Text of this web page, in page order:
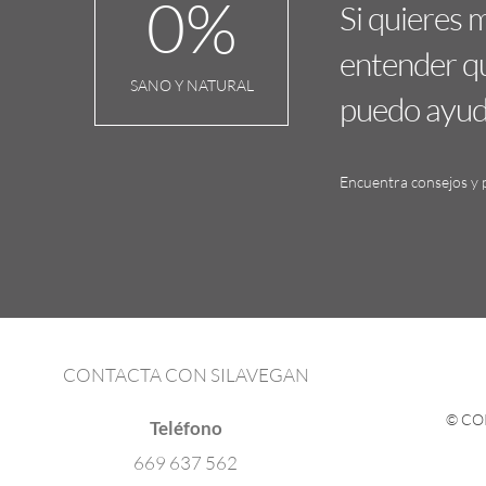
0%
SANO Y NATURAL
Si quieres
entender
puedo
Encuentra consejos y
CONTACTA CON SILAVEGAN
Teléfono
669 637 562
©